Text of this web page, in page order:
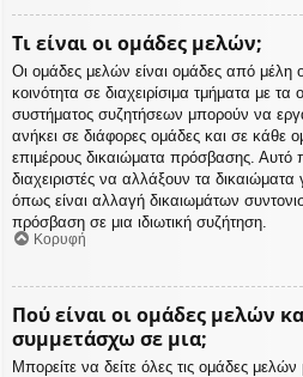
Τι είναι οι ομάδες μελών;
Οι ομάδες μελών είναι ομάδες από μέλη
κοινότητα σε διαχειρίσιμα τμήματα με τα
συστήματος συζητήσεων μπορούν να
ανήκει σε διάφορες ομάδες και σε κάθε
επιμέρους δικαιώματα πρόσβασης. Αυτό
διαχειριστές να αλλάξουν τα
όπως είναι αλλαγή δικαιωμάτων
πρόσβαση σε μια ιδιωτική συζήτηση.
Κορυφή
Πού είναι οι ομάδες μελών
συμμετάσχω σε μια;
Μπορείτε να δείτε όλες τις ομάδες